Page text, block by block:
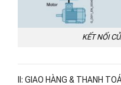
KẾT NỐI
II: GIAO HÀNG & THANH